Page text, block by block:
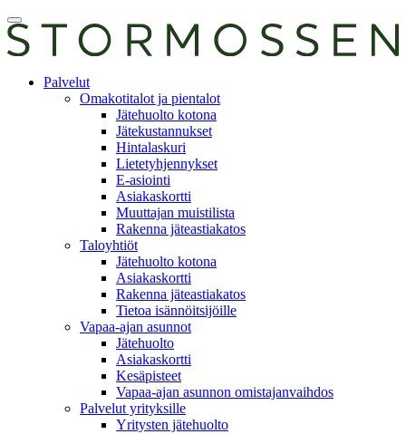
Skip
to
content
Avaa
päävalikko
asiointiPalvelut
Omakotitalot ja pientalot
Jätehuolto kotona
Jätekustannukset
Hintalaskuri
Lietetyhjennykset
E-asiointi
Asiakaskortti
Muuttajan muistilista
Rakenna jäteastiakatos
Taloyhtiöt
Jätehuolto kotona
Asiakaskortti
Rakenna jäteastiakatos
Tietoa isännöitsijöille
Vapaa-ajan asunnot
Jätehuolto
Asiakaskortti
Kesäpisteet
Vapaa-ajan asunnon omistajanvaihdos
Palvelut yrityksille
Yritysten jätehuolto